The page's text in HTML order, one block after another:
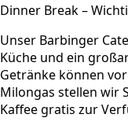
Dinner Break –
Unser Barbinger
Küche und ein
Getränke können
Milongas stellen wir
Kaffee gratis zur